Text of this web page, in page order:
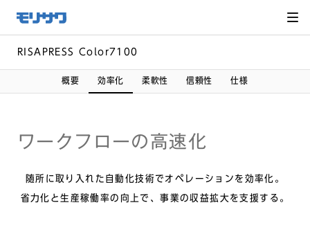
メ
ニュー
飛ばし
へ移動
RISAPRESS Color7100
概要 効率化 柔軟性 信頼性 仕様
ワークフローの高速化
随所に取り入れた自動化技術でオペレーションを効率化。
省力化と生産稼働率の向上で、事業の収益拡大を支援する。